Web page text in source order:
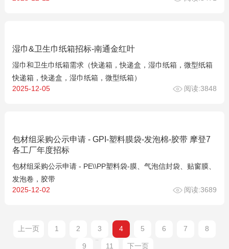
湿巾&卫生巾纸箱招标-南通金红叶
湿巾和卫生巾纸箱需求（快递箱，快递盒，湿巾纸箱，微型纸箱
快递箱，快递盒，湿巾纸箱，微型纸箱）
2025-12-05
阅读:3848
包材组采购公示申请 - GPI-塑料膜袋-发泡棉-胶带 摩登7
各工厂年度招标
包材组采购公示申请 - PE\\PP塑料袋-膜、气泡信封袋、贴窗膜、
发泡卷，胶带
2025-12-02
阅读:3689
上一页 1 2 3 4 5 6 7 8
9
...
11 下一页